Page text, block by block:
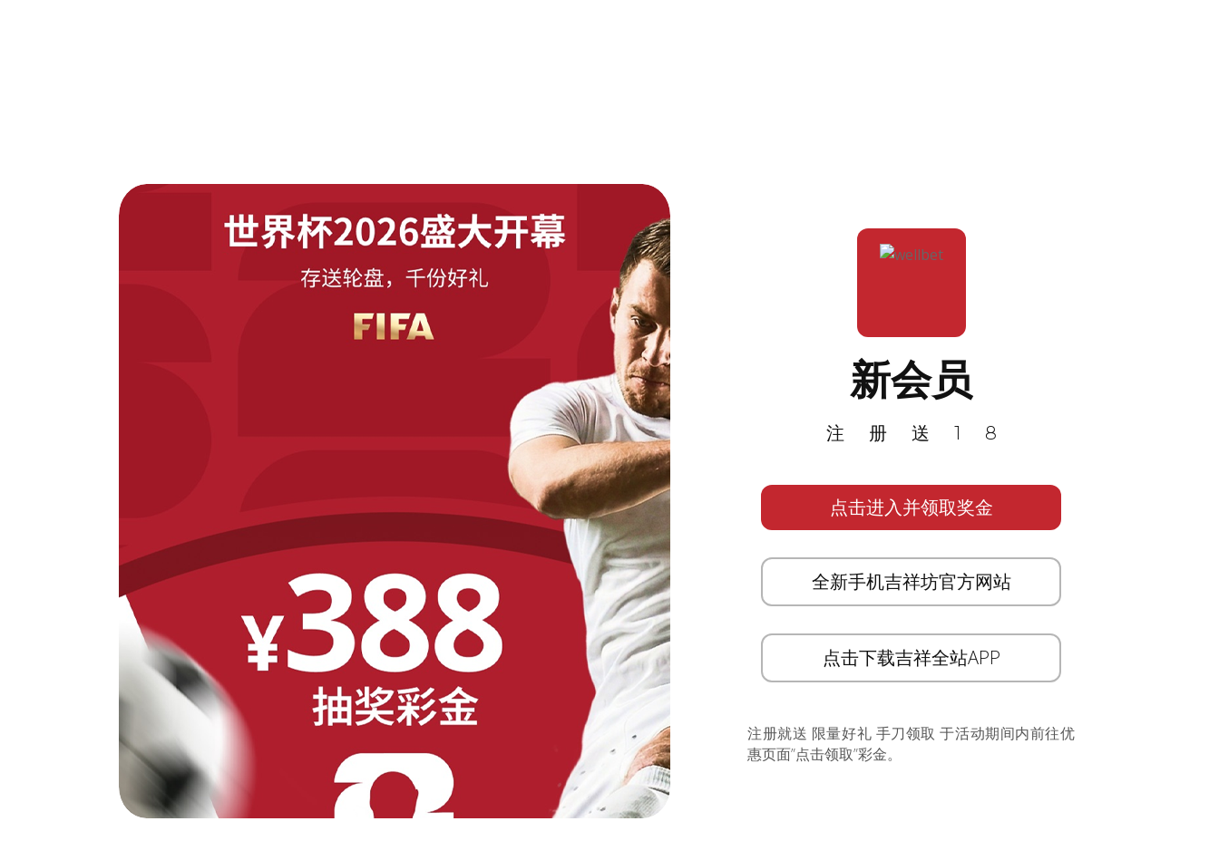
新会员
注册送18
点击进入并领取奖金
全新手机吉祥坊官方网站
点击下载吉祥全站APP
注册就送 限量好礼 手刀领取 于活动期间内前往优
惠页面”点击领取”彩金。